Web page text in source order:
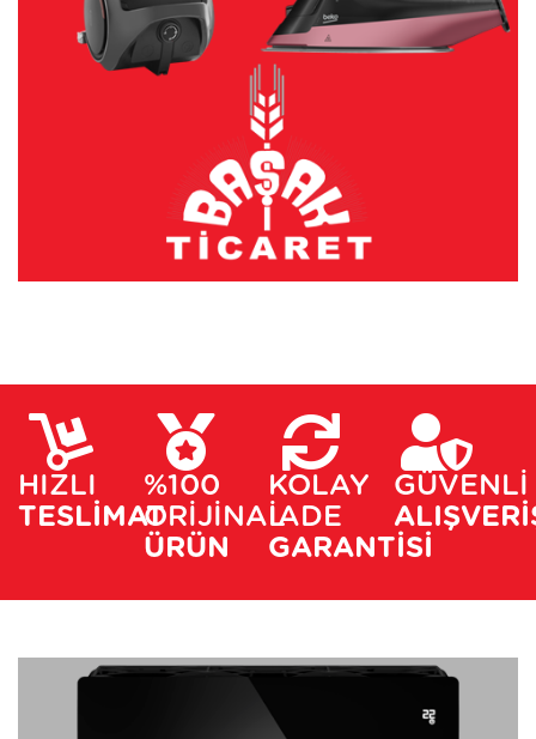
HIZLI
TESLİMAT
%100
ORİJİNAL
ÜRÜN
KOLAY
İADE
GARANTİSİ
GÜVENLİ